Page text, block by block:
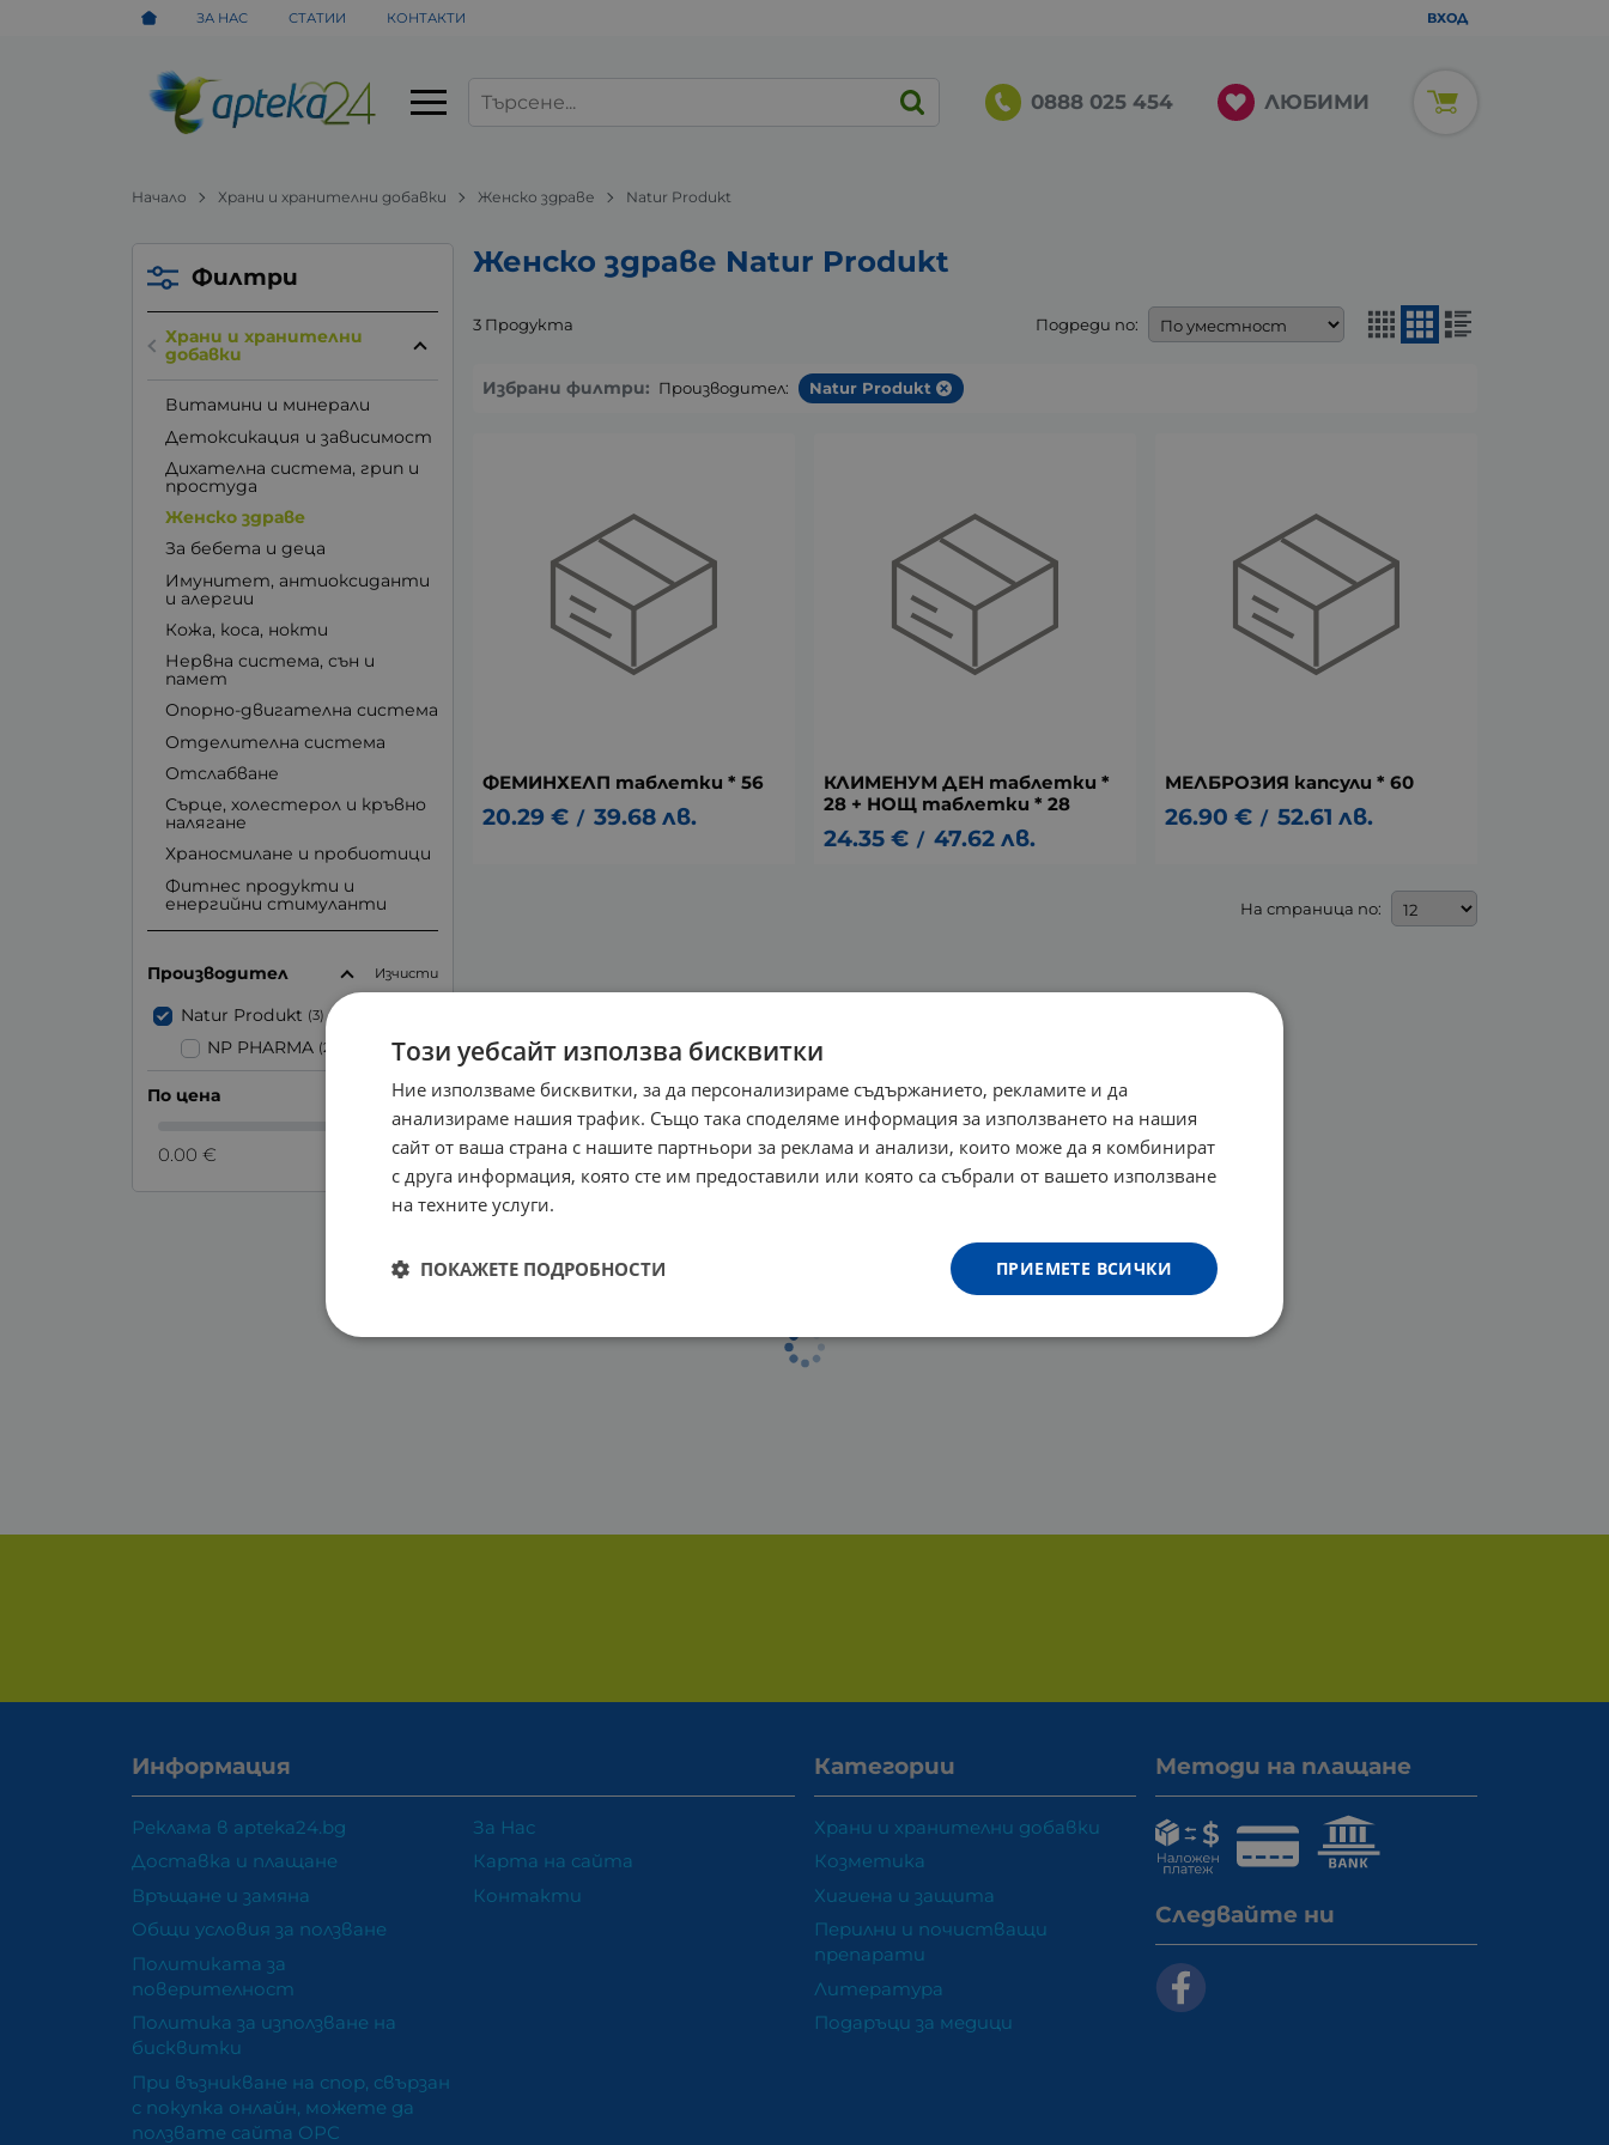
ЗА НАС СТАТИИ КОНТАКТИ ВХОД
0888 025 454 ЛЮБИМИ
Начало Храни и хранителни добавки Женско здраве Natur Produkt
Женско здраве Natur Produkt
3 Продукта Подреди по:
Избрани филтри: Производител: Natur Produkt
ФЕМИНХЕЛП таблетки * 56
20.29 € / 39.68 лв.
КЛИМЕНУМ ДЕН таблетки *
28 + НОЩ таблетки * 28
24.35 € / 47.62 лв.
МЕЛБРОЗИЯ капсули * 60
26.90 € / 52.61 лв.
На страница по:
Филтри
Храни и хранителни
добавки
Витамини и минерали
Детоксикация и зависимост
Дихателна система, грип и
простуда
Женско здраве
За бебета и деца
Имунитет, антиоксиданти
и алергии
Кожа, коса, нокти
Нервна система, сън и
памет
Опорно-двигателна система
Отделителна система
Отслабване
Сърце, холестерол и кръвно
налягане
Храносмилане и пробиотици
Фитнес продукти и
енергийни стимуланти
Производител Изчисти
Natur Produkt (3)
NP PHARMA (2)
По цена
0.00 € 0.00 €
Информация
Реклама в apteka24.bg
Доставка и плащане
Връщане и замяна
Общи условия за ползване
Политиката за
поверителност
Политика за използване на
бисквитки
При възникване на спор, свързан
с покупка онлайн, можете да
ползвате сайта ОРС
За Нас
Карта на сайта
Контакти
Категории
Храни и хранителни добавки
Козметика
Хигиена и защита
Перилни и почистващи
препарати
Литература
Подаръци за медици
Методи на плащане
Следвайте ни
Този уебсайт използва бисквитки
Ние използваме бисквитки, за да персонализираме съдържанието, рекламите и да
анализираме нашия трафик. Също така споделяме информация за използването на нашия
сайт от ваша страна с нашите партньори за реклама и анализи, които може да я комбинират
с друга информация, която сте им предоставили или която са събрали от вашето използване
на техните услуги.
ПРИЕМЕТЕ ВСИЧКИ
ПОКАЖЕТЕ ПОДРОБНОСТИ